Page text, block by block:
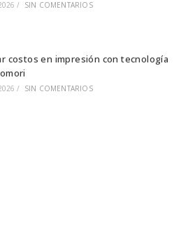
/ SIN COMENTARIOS
costos en impresión con tecnología
/ SIN COMENTARIOS